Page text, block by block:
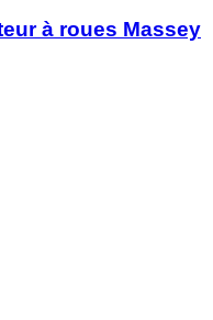
à roues Massey